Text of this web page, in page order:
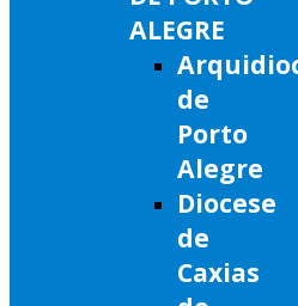
ALEGRE
de
Porto
Alegre
Diocese
de
Caxias